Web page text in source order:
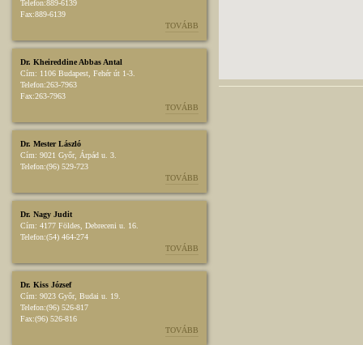
Telefon:889-6139
Fax:889-6139
TOVÁBB
Dr. Kheireddine Abbas Antal
Cím: 1106 Budapest, Fehér út 1-3.
Telefon:263-7963
Fax:263-7963
TOVÁBB
Dr. Mester László
Cím: 9021 Győr, Árpád u. 3.
Telefon:(96) 529-723
TOVÁBB
Dr. Nagy Judit
Cím: 4177 Földes, Debreceni u. 16.
Telefon:(54) 464-274
TOVÁBB
Dr. Kiss József
Cím: 9023 Győr, Budai u. 19.
Telefon:(96) 526-817
Fax:(96) 526-816
TOVÁBB